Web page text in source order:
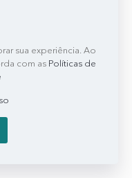
sua experiência. Ao
com as Políticas de